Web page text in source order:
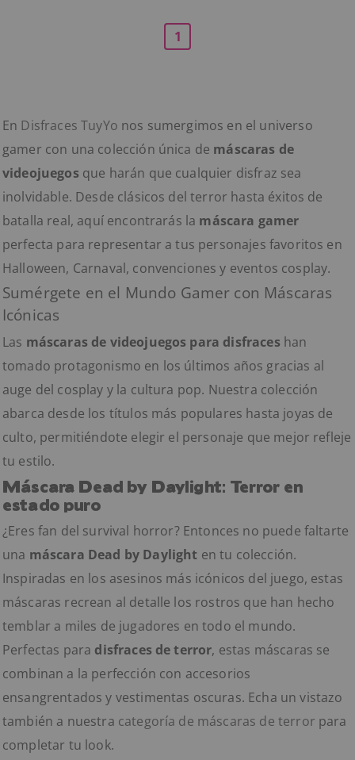
1
En Disfraces TuyYo nos sumergimos en el universo
gamer con una colección única de máscaras de
videojuegos que harán que cualquier disfraz sea
inolvidable. Desde clásicos del terror hasta éxitos de
batalla real, aquí encontrarás la máscara gamer
perfecta para representar a tus personajes favoritos en
Halloween, Carnaval, convenciones y eventos cosplay.
Sumérgete en el Mundo Gamer con Máscaras
Icónicas
Las máscaras de videojuegos para disfraces han
tomado protagonismo en los últimos años gracias al
auge del cosplay y la cultura pop. Nuestra colección
abarca desde los títulos más populares hasta joyas de
culto, permitiéndote elegir el personaje que mejor refleje
tu estilo.
Máscara Dead by Daylight: Terror en
estado puro
¿Eres fan del survival horror? Entonces no puede faltarte
una máscara Dead by Daylight en tu colección.
Inspiradas en los asesinos más icónicos del juego, estas
máscaras recrean al detalle los rostros que han hecho
temblar a miles de jugadores en todo el mundo.
Perfectas para disfraces de terror, estas máscaras se
combinan a la perfección con accesorios
ensangrentados y vestimentas oscuras. Echa un vistazo
también a nuestra categoría de máscaras de terror para
completar tu look.